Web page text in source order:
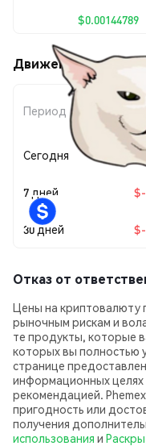
$0.00144789
Движения цены
Период
Сегодня $-
7 дней $-
30 дней $-
Отказ от
Цены на криптовалюту
рыночным рискам и
те продукты, которые
которых вы полностью
странице
информационных целях
рекомендацией.
пригодность или
получения
использования и